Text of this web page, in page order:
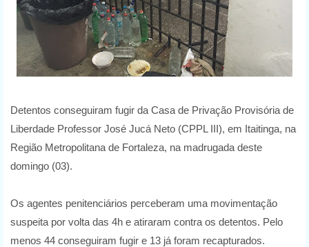
Detentos conseguiram fugir da Casa de Privação Provisória de
Liberdade Professor José Jucá Neto (CPPL III), em Itaitinga, na
Região Metropolitana de Fortaleza, na madrugada deste
domingo (03).
Os agentes penitenciários perceberam uma movimentação
suspeita por volta das 4h e atiraram contra os detentos. Pelo
menos 44 conseguiram fugir e 13 já foram recapturados.